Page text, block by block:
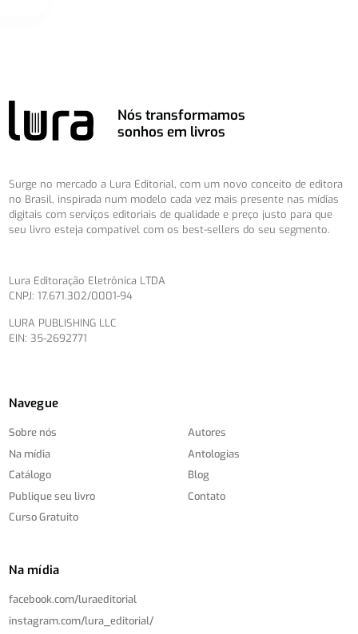
Nós transformamos
sonhos em livros
Surge no mercado a Lura Editorial, com um novo conceito de editora
no Brasil, inspirada num modelo cada vez mais presente nas mídias
digitais com serviços editoriais de qualidade e preço justo para que
seu livro esteja compatível com os best-sellers do seu segmento.
Lura Editoração Eletrônica LTDA
CNPJ: 17.671.302/0001-94
LURA PUBLISHING LLC
EIN: 35-2692771
Navegue
Sobre nós
Na mídia
Catálogo
Publique seu livro
Curso Gratuito
Autores
Antologias
Blog
Contato
Na mídia
facebook.com/luraeditorial
instagram.com/lura_editorial/